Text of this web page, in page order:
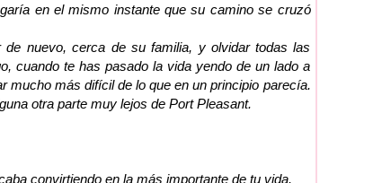
en el mismo instante que su camino se cruzó
nuevo, cerca de su familia, y olvidar todas las
cuando te has pasado la vida yendo de un lado a
mucho más difícil de lo que en un principio parecía.
otra parte muy lejos de Port Pleasant.
convirtiendo en la más importante de tu vida.